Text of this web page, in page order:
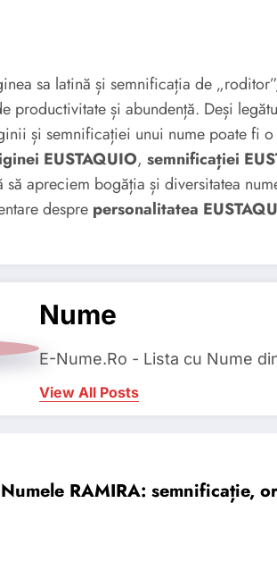
sa latină și semnificația de
productivitate și abundență. Deși
și semnificației unui nume poate fi
EUSTAQUIO, semnificației
să apreciem bogăția și diversitatea
despre personalitatea
Nume
E-Nume.Ro - Lista cu Nume
View All Posts
Numele RAMIRA: semnificație,